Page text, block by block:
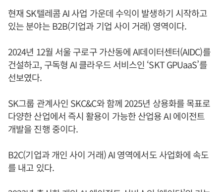
현재 SK텔레콤 AI 사업 가운데 수익이 발생하기 시작하고
있는 분야는 B2B(기업과 기업 사이 거래) 영역이다.
2024년 12월 서울 구로구 가산동에 AI데이터센터(AIDC)를
건설하고, 구독형 AI 클라우드 서비스인 ‘SKT GPUaaS’를
선보였다.
SK그룹 관계사인 SKC&C와 함께 2025년 상용화를 목표로
다양한 산업에서 즉시 활용이 가능한 산업용 AI 에이전트
개발을 진행 중이다.
B2C(기업과 개인 사이 거래) AI 영역에서도 사업화에 속도
를 내고 있다.